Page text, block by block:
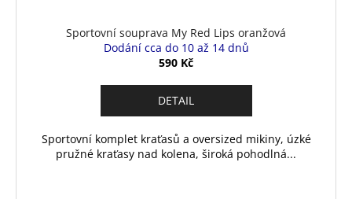
Sportovní souprava My Red Lips oranžová
Dodání cca do 10 až 14 dnů
590 Kč
DETAIL
Sportovní komplet kraťasů a oversized mikiny, úzké
pružné kraťasy nad kolena, široká pohodlná...